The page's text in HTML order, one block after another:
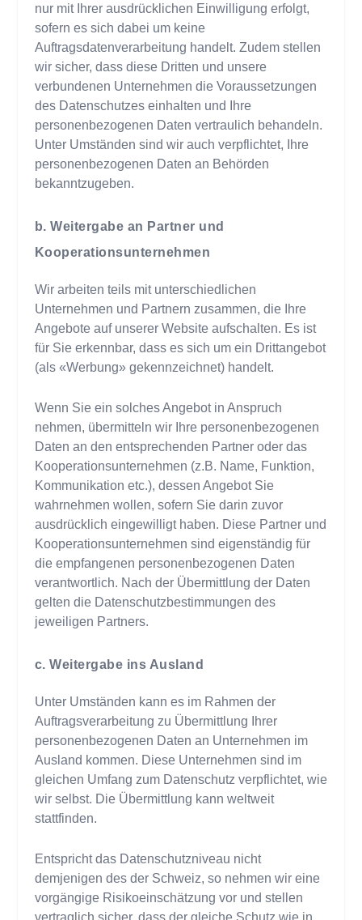
nur mit Ihrer ausdrücklichen Einwilligung erfolgt,
sofern es sich dabei um keine
Auftragsdatenverarbeitung handelt. Zudem stellen
wir sicher, dass diese Dritten und unsere
verbundenen Unternehmen die Voraussetzungen
des Datenschutzes einhalten und Ihre
personenbezogenen Daten vertraulich behandeln.
Unter Umständen sind wir auch verpflichtet, Ihre
personenbezogenen Daten an Behörden
bekanntzugeben.
b. Weitergabe an Partner und
Kooperationsunternehmen
Wir arbeiten teils mit unterschiedlichen
Unternehmen und Partnern zusammen, die Ihre
Angebote auf unserer Website aufschalten. Es ist
für Sie erkennbar, dass es sich um ein Drittangebot
(als «Werbung» gekennzeichnet) handelt.
Wenn Sie ein solches Angebot in Anspruch
nehmen, übermitteln wir Ihre personenbezogenen
Daten an den entsprechenden Partner oder das
Kooperationsunternehmen (z.B. Name, Funktion,
Kommunikation etc.), dessen Angebot Sie
wahrnehmen wollen, sofern Sie darin zuvor
ausdrücklich eingewilligt haben. Diese Partner und
Kooperationsunternehmen sind eigenständig für
die empfangenen personenbezogenen Daten
verantwortlich. Nach der Übermittlung der Daten
gelten die Datenschutzbestimmungen des
jeweiligen Partners.
c. Weitergabe ins Ausland
Unter Umständen kann es im Rahmen der
Auftragsverarbeitung zu Übermittlung Ihrer
personenbezogenen Daten an Unternehmen im
Ausland kommen. Diese Unternehmen sind im
gleichen Umfang zum Datenschutz verpflichtet, wie
wir selbst. Die Übermittlung kann weltweit
stattfinden.
Entspricht das Datenschutzniveau nicht
demjenigen des der Schweiz, so nehmen wir eine
vorgängige Risikoeinschätzung vor und stellen
vertraglich sicher, dass der gleiche Schutz wie in